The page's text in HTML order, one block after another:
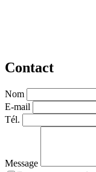
Contact
Nom
E-mail
Tél.
Message